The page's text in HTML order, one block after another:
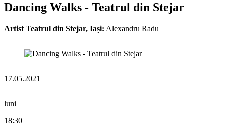
Dancing Walks - Teatrul din Stejar
Artist Teatrul din Stejar, Iași: Alexandru Radu
17.05.2021
luni
18:30